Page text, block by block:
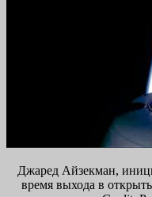
Джаред Айзекман,
время выхода в